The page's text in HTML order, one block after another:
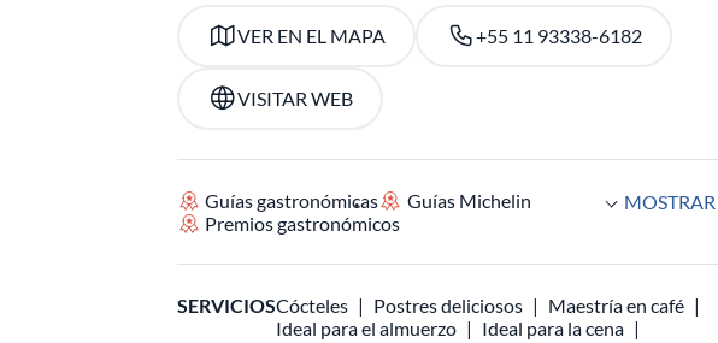
VER EN EL MAPA +55 11 93338-6182
VISITAR WEB
Guías gastronómicas
Guías Michelin
Premios gastronómicos
SERVICIOSCócteles Postres deliciosos
Maestría en café
Ideal para el almuerzo
Ideal para la cena